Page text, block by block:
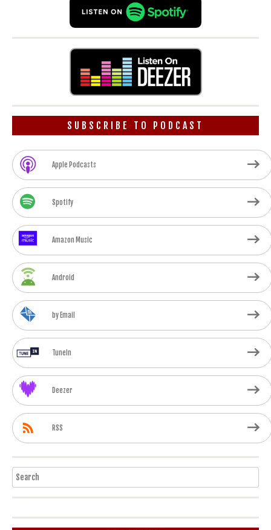
SUBSCRIBE TO PODCAST
Apple Podcasts
Spotify
Amazon Music
Android
by Email
TuneIn
Deezer
RSS
Search